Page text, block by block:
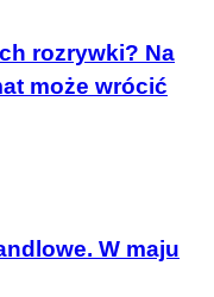
rozrywki? Na
może wrócić
W maju